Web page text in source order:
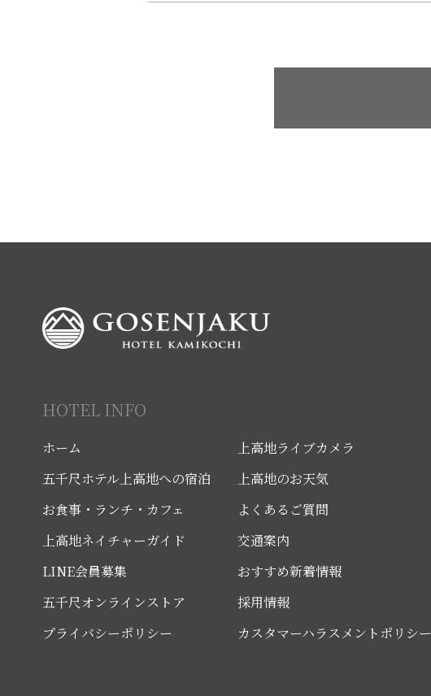
HOTEL INFO
ホーム
上高地ライブカメラ
五千尺ホテル上高地への宿泊
上高地のお天気
お食事・ランチ・カフェ
よくあるご質問
上高地ネイチャーガイド
交通案内
LINE会員募集
おすすめ新着情報
五千尺オンラインストア
採用情報
プライバシーポリシー
カスタマーハラスメントポリシー